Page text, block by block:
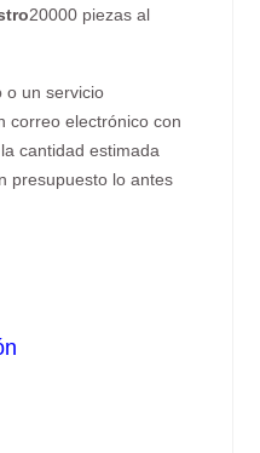
20000 piezas al
o un servicio
correo electrónico con
cantidad estimada
presupuesto lo antes